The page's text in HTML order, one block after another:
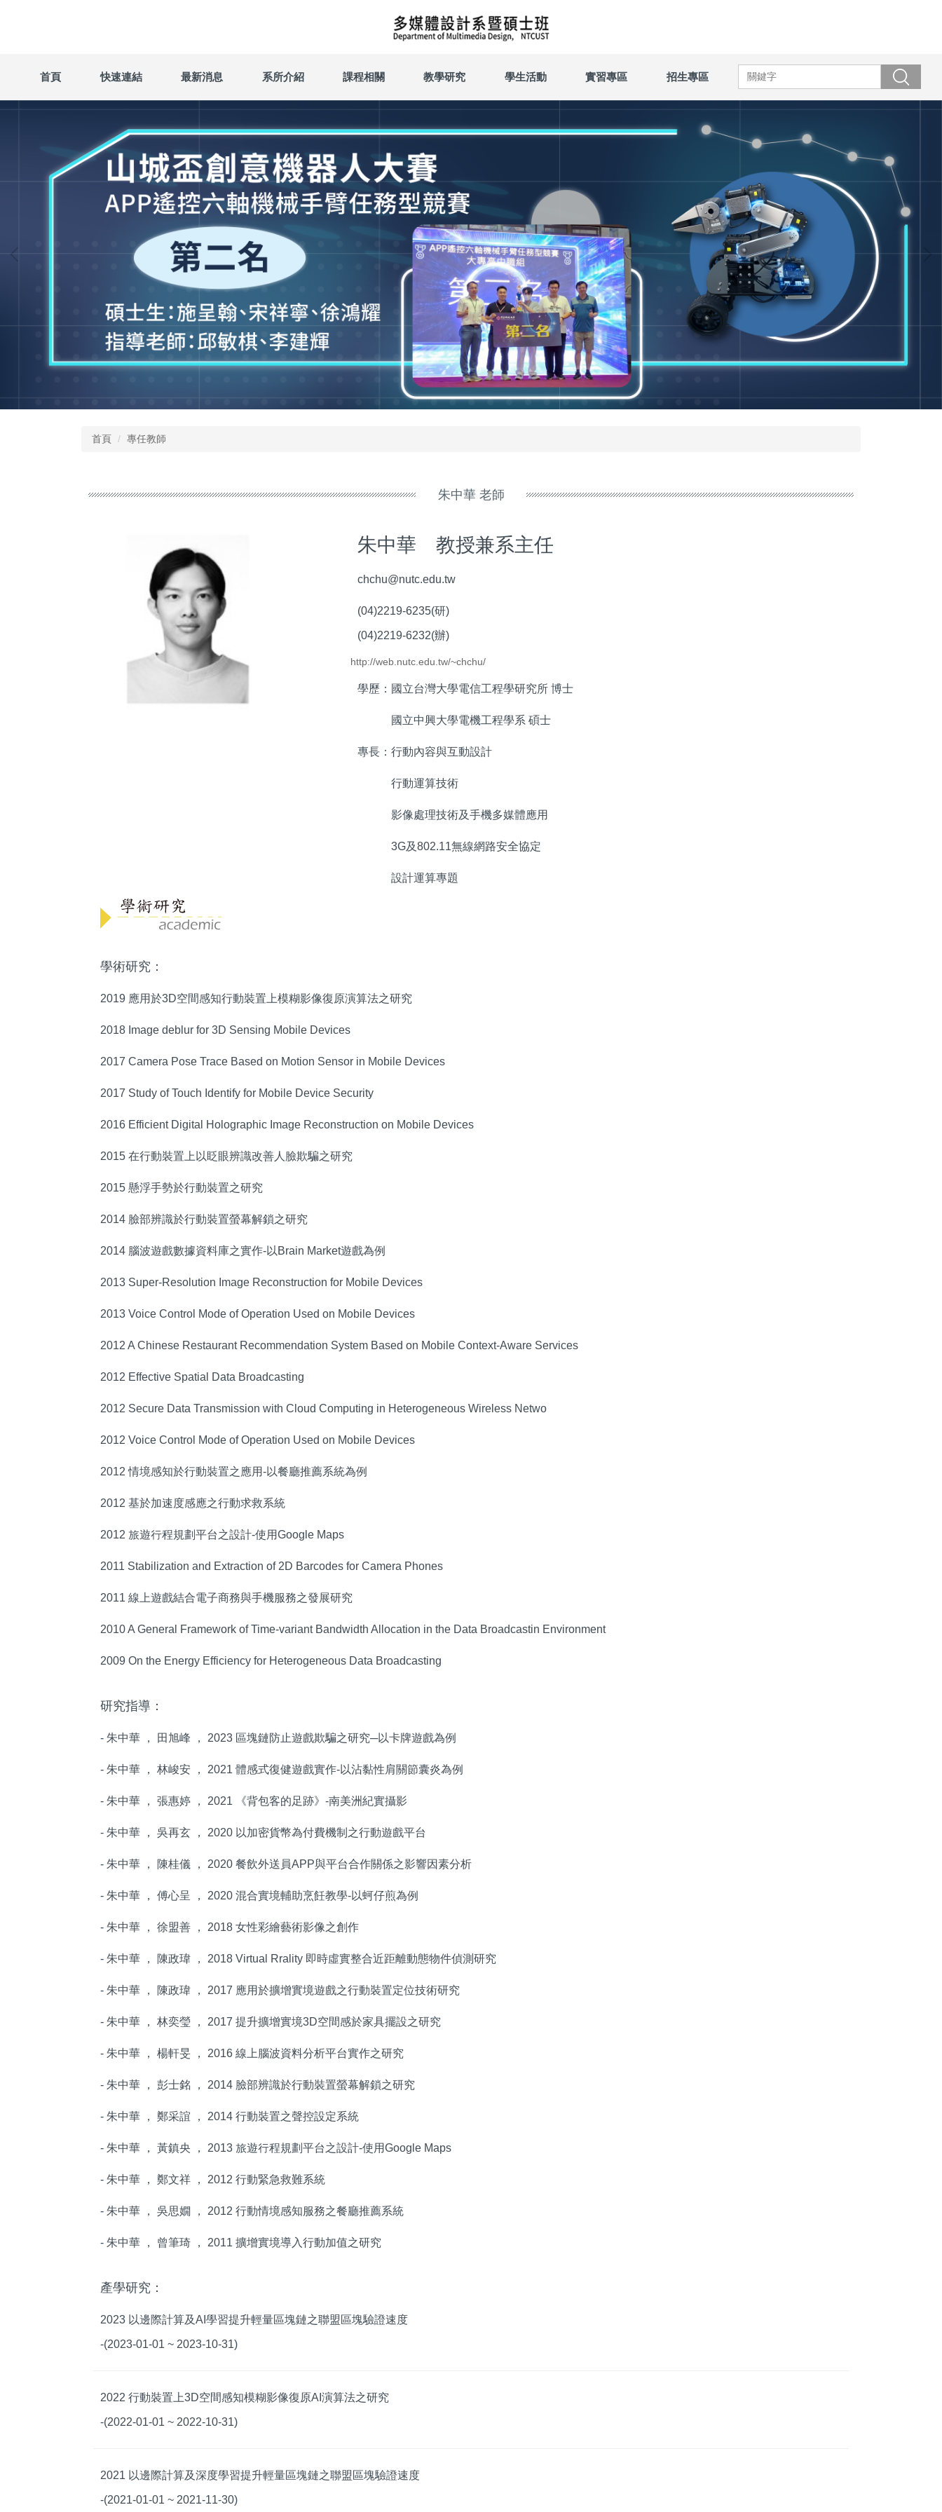
區
首頁 快速連結 最新消息 系所介紹 課程相關 教學研究 學生活動 實習專區 招生專區 搜尋
首頁 專任教師
朱中華 老師
朱中華 教授兼系主任
chchu@nutc.edu.tw
(04)2219-6235(研)
(04)2219-6232(辦)
http://web.nutc.edu.tw/~chchu/
學歷：國立台灣大學電信工程學研究所 博士
國立中興大學電機工程學系 碩士
專長：行動內容與互動設計
行動運算技術
影像處理技術及手機多媒體應用
3G及802.11無線網路安全協定
設計運算專題
學術研究：
2019 應用於3D空間感知行動裝置上模糊影像復原演算法之研究
2018 Image deblur for 3D Sensing Mobile Devices
2017 Camera Pose Trace Based on Motion Sensor in Mobile Devices
2017 Study of Touch Identify for Mobile Device Security
2016 Efficient Digital Holographic Image Reconstruction on Mobile Devices
2015 在行動裝置上以眨眼辨識改善人臉欺騙之研究
2015 懸浮手勢於行動裝置之研究
2014 臉部辨識於行動裝置螢幕解鎖之研究
2014 腦波遊戲數據資料庫之實作-以Brain Market遊戲為例
2013 Super-Resolution Image Reconstruction for Mobile Devices
2013 Voice Control Mode of Operation Used on Mobile Devices
2012 A Chinese Restaurant Recommendation System Based on Mobile Context-Aware Services
2012 Effective Spatial Data Broadcasting
2012 Secure Data Transmission with Cloud Computing in Heterogeneous Wireless Netwo
2012 Voice Control Mode of Operation Used on Mobile Devices
2012 情境感知於行動裝置之應用-以餐廳推薦系統為例
2012 基於加速度感應之行動求救系統
2012 旅遊行程規劃平台之設計-使用Google Maps
2011 Stabilization and Extraction of 2D Barcodes for Camera Phones
2011 線上遊戲結合電子商務與手機服務之發展研究
2010 A General Framework of Time-variant Bandwidth Allocation in the Data Broadcastin Environment
2009 On the Energy Efficiency for Heterogeneous Data Broadcasting
研究指導：
- 朱中華 ， 田旭峰 ， 2023 區塊鏈防止遊戲欺騙之研究─以卡牌遊戲為例
- 朱中華 ， 林峻安 ， 2021 體感式復健遊戲實作-以沾黏性肩關節囊炎為例
- 朱中華 ， 張惠婷 ， 2021 《背包客的足跡》-南美洲紀實攝影
- 朱中華 ， 吳再玄 ， 2020 以加密貨幣為付費機制之行動遊戲平台
- 朱中華 ， 陳桂儀 ， 2020 餐飲外送員APP與平台合作關係之影響因素分析
- 朱中華 ， 傅心呈 ， 2020 混合實境輔助烹飪教學-以蚵仔煎為例
- 朱中華 ， 徐盟善 ， 2018 女性彩繪藝術影像之創作
- 朱中華 ， 陳政瑋 ， 2018 Virtual Rrality 即時虛實整合近距離動態物件偵測研究
- 朱中華 ， 陳政瑋 ， 2017 應用於擴增實境遊戲之行動裝置定位技術研究
- 朱中華 ， 林奕瑩 ， 2017 提升擴增實境3D空間感於家具擺設之研究
- 朱中華 ， 楊軒旻 ， 2016 線上腦波資料分析平台實作之研究
- 朱中華 ， 彭士銘 ， 2014 臉部辨識於行動裝置螢幕解鎖之研究
- 朱中華 ， 鄭采誼 ， 2014 行動裝置之聲控設定系統
- 朱中華 ， 黃鎮央 ， 2013 旅遊行程規劃平台之設計-使用Google Maps
- 朱中華 ， 鄭文祥 ， 2012 行動緊急救難系統
- 朱中華 ， 吳思嫺 ， 2012 行動情境感知服務之餐廳推薦系統
- 朱中華 ， 曾筆琦 ， 2011 擴增實境導入行動加值之研究
產學研究：
2023 以邊際計算及AI學習提升輕量區塊鏈之聯盟區塊驗證速度
-(2023-01-01 ~ 2023-10-31)
2022 行動裝置上3D空間感知模糊影像復原AI演算法之研究
-(2022-01-01 ~ 2022-10-31)
2021 以邊際計算及深度學習提升輕量區塊鏈之聯盟區塊驗證速度
-(2021-01-01 ~ 2021-11-30)